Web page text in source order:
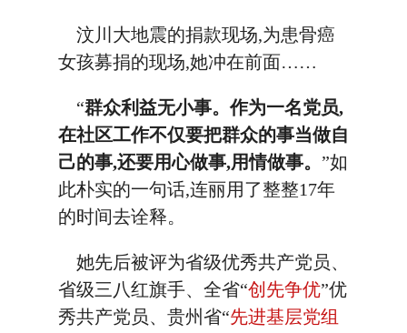
汶川大地震的捐款现场,为患骨癌
女孩募捐的现场,她冲在前面……
“群众利益无小事。作为一名党员,
在社区工作不仅要把群众的事当做自
己的事,还要用心做事,用情做事。 ”如
此朴实的一句话,连丽用了整整17年
的时间去诠释。
她先后被评为省级优秀共产党员、
省级三八红旗手、全省“创先争优”优
秀共产党员、贵州省“先进基层党组